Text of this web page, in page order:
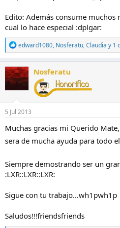
Edito: Además consume muchos
cual lo hace especial :dplgar:
R
e
a
c
c
i
o
n
s
edward1080, Nosferatu,Claudia y 1
Nosferatu
5 Jul 2013
Muchas gracias mi Querido
sera de mucha ayuda para todo
Siempre demostrando ser un
:LXR::LXR::LXR:
Sigue con tu trabajo...wh1pwh1p
Saludos!!!friendsfriends